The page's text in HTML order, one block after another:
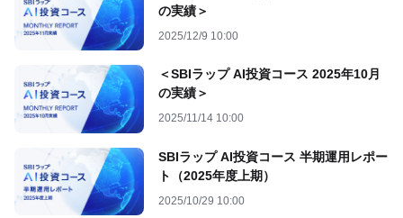
の実績＞
2025/12/9 10:00
＜SBIラップ AI投資コース 2025年10月
の実績＞
2025/11/14 10:00
SBIラップ AI投資コース 半期運用レポー
ト（2025年度上期）
2025/10/29 10:00